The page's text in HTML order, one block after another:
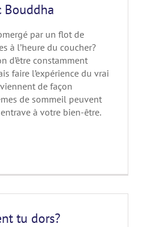
Bouddha
par un flot de
à l’heure du coucher?
d’être constamment
faire l’expérience du vrai
de façon
de sommeil peuvent
à votre bien-être.
tu dors?